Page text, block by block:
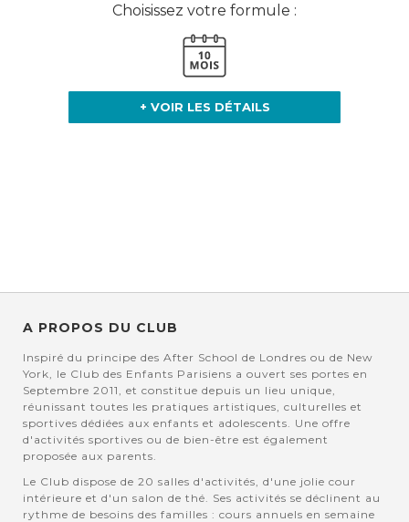
Choisissez votre formule :
+ VOIR LES DÉTAILS
A PROPOS DU CLUB
Inspiré du principe des After School de Londres ou de New
York, le Club des Enfants Parisiens a ouvert ses portes en
Septembre 2011, et constitue depuis un lieu unique,
réunissant toutes les pratiques artistiques, culturelles et
sportives dédiées aux enfants et adolescents. Une offre
d'activités sportives ou de bien-être est également
proposée aux parents.
Le Club dispose de 20 salles d'activités, d'une jolie cour
intérieure et d'un salon de thé. Ses activités se déclinent au
rythme de besoins des familles : cours annuels en semaine